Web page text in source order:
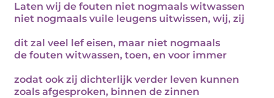
Laten wij de fouten niet nogmaals witwassen
niet nogmaals vuile leugens uitwissen, wij, zij
dit zal veel lef eisen, maar niet nogmaals
de fouten witwassen, toen, en voor immer
zodat ook zij dichterlijk verder leven kunnen
zoals afgesproken, binnen de zinnen